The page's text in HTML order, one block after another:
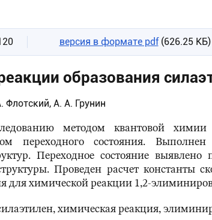
версия в формате pdf (626.25 КБ)
образования
А. А. Грунин
методом квантовой
переходного состояния. Выполнен
Переходное состояние
Проведен расчет константы
для химической реакции 1,2-
химическая реакция,